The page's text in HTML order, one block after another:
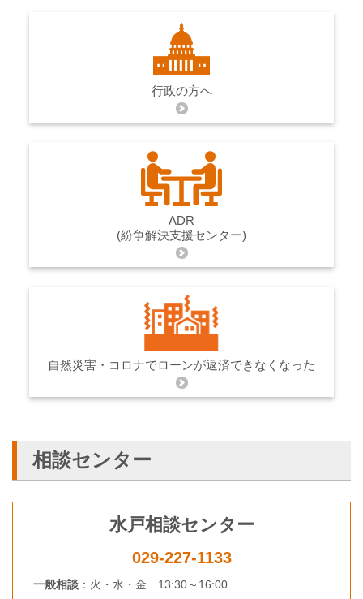
行政の方へ
ADR
(紛争解決支援センター)
自然災害・コロナでローンが返済できなくなった
相談センター
水戸相談センター
029-227-1133
一般相談 ： 火・水・金 13:30～16:00